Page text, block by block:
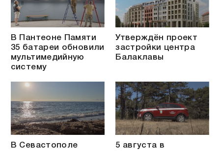
В Пантеоне Памяти
35 батареи обновили
мультимедийную
систему
Утверждён проект
застройки центра
Балаклавы
В Севастополе
5 августа в